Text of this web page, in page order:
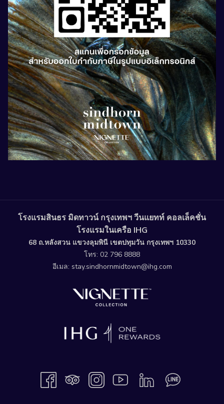
โรงแรมสินธร มิดทาวน์ กรุงเทพฯ วีนแยทท์ คอลเล็คชั่น
โรงแรมในเครือ IHG
68 ถ.หลังสวน แขวงลุมพินี เขตปทุมวัน กรุงเทพฯ 10330
โทร: 02 796 8888
อีเมล: stay.sindhornmidtown@ihg.com